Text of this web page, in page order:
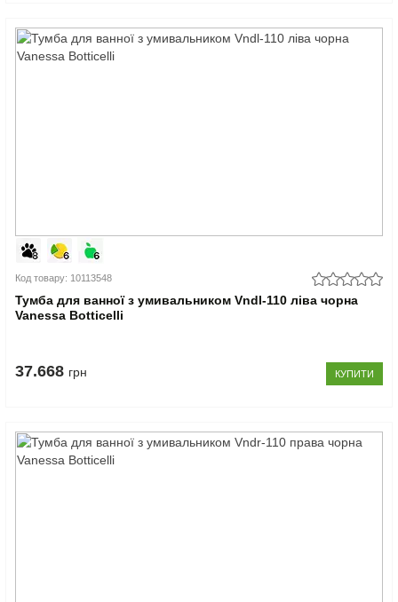
Код товару: 10113548
Тумба для ванної з умивальником Vndl-110 ліва чорна
Vanessa Botticelli
37.668 грн КУПИТИ